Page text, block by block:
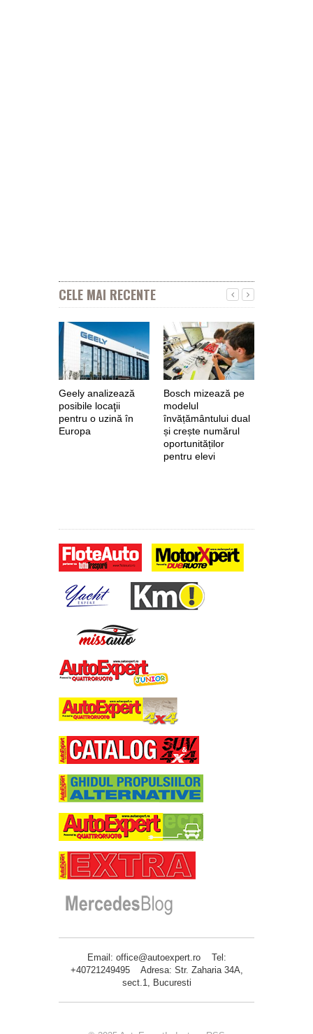
CELE MAI RECENTE
Geely analizează
posibile locaţii
pentru o uzină în
Europa
Bosch mizează pe
modelul
învățământului dual
și crește numărul
oportunităților
pentru elevi
Email: office@autoexpert.ro Tel:
+40721249495 Adresa: Str. Zaharia 34A,
sect.1, Bucuresti